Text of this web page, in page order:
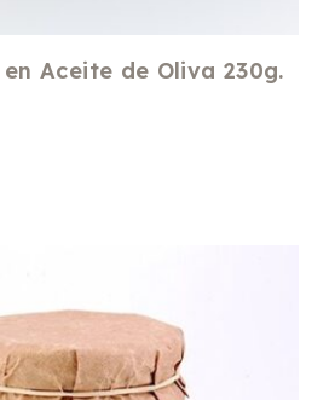
Aceite de Oliva 230g.